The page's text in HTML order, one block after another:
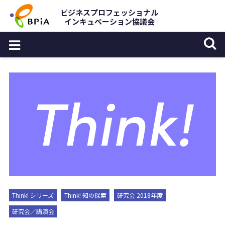
content
ビジネスプロフェッショナル
インキュベーション協議会
Think! シリーズ Think! 知の探索
研究会 2018年度
研究会／講演会